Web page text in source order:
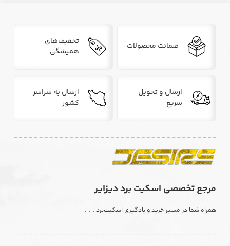
ضمانت محصولات
تخفیف‌های
همیشگی
ارسال و تحویل
سریع
ارسال به سراسر
کشور
مرجع تخصصی اسکیت برد دیزایر
همراه شما در مسیر خرید و یادگیری اسکیت‌برد. . .